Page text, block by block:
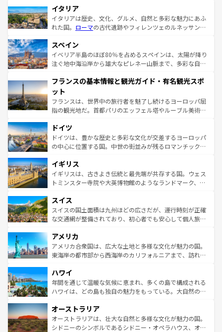
イタリア
イタリアは歴史、文化、グルメ、自然と多彩な魅力にあふ
れた国。 ローマの古代遺跡やフィレンツェのルネッサンス
ろん、トスカーナの美しい田園風景やアマルフィ海岸の絶
景など、自然景観も見逃せない。観光の合間には、本場の
ピザやパスタなど、絶品のイタリア料理を堪能することも
ませてくれるイタリアで、忘れられない旅をしてみよう！
なお、新着のイタリア情報は
しい。
スペイン
イベリア半島のほぼ80％を占めるスペインは、太陽が降り
注ぐ地中海沿岸から雄大なピレネー山脈まで、多彩な自然
文化が根付くこの国では、情熱的なフラメンコ、熱気あふ
れる闘牛、そして美味しいタパスが生活の一部となってい
る。首都マドリードの洗練された雰囲気や、バルセロナの
アートに溢れた街角から、地方では古代ローマ遺跡や中世
せる。地方によって風土や気候が異なるスペインはその個
性で訪れる人を魅了する。 なお、新着のスペイン情報は コ
ンテンツ一覧を参照してほしい。
フランスの基本情報と観光ガイド・有名観光スポ
ット
フランスは、世界中の旅行者を魅了し続けるヨーロッパ屈
指の観光地だ。首都パリのエッフェル塔やルーブル美術館
で、幅広い魅力が詰まっている。華麗な宮殿、歴史的な大
聖堂、美しいビーチ、そして豊かな自然が、訪れる者を心
から魅了する。また、フランスは美食の国としても知ら
いる。シャンパンの発祥地であるランス、プロヴァンスの
香り高いラベンダー畑など、多彩な楽しみ方が可能だ。さ
らに、パリ以外の地域にも魅力が溢れており、どの街角に
れる地方に足を運ぶとそれぞれで全く異なる文化を体験で
きるだろう。 なお、新着のフランス情報はコンテンツ一覧
を参照してほしい。
ドイツ
ドイツは、豊かな歴史と多彩な文化が交差するヨーロッパ
の中心に位置する国。中世の街並みが残るロマンチック街
顔を持つこの国は、どこを歩いても飽きることがない。ベ
ルリンの文化的活気、バイエルン州のアルプスの絶景、そ
してライン川沿いのワイン畑といった風景は必見。ビール
は、お酒好きな人にはぜひ体験してほしい。 なお、新着の
ドイツ情報はコンテンツ一覧を参照してほしい。
イギリス
イギリスは、古きよき伝統と最先端が共存する国。ウェス
トミンスター寺院や大英博物館のようなランドマーク、歴
リアごとに異なる魅力がある。また、優雅なアフタヌーン
ティー、ビール好きにはたまらない英国パブ、サッカー観
戦など、本場だからこそできる体験も豊富。イギリスを旅
ンツ一覧を参照してほしい。
スイス
スイスの国土面積は九州ほどの広さだが、運行時刻が正確
な交通網が整備されており、初心者でも安心して個人旅行
の建物がそのまま残る町や、スイスならではのユニークな
博物館もあり、アルプス観光だけでなく町歩きも満喫する
ことができる。国民の所得が高いため物価も高いが、旅行
ば市内交通費無料で観光を楽しむこともできる。 なお、新
着のスイス情報はコンテンツ一覧 を参照してほしい。
アメリカ
アメリカ合衆国は、広大な土地と多様な文化が魅力の国。
東海岸の都市部から西海岸のカリフォルニアまで、訪れる
のような巨大都市は、観光、ショッピング、エンターテイ
ンメントが詰まった刺激的なスポットだ。一方、アメリカ
西部には大自然が広がり、グランドキャニオンやイエロー
部のニューオーリンズでは、音楽と美食が融合した独特の
文化が魅力。旅行者はアメリカの各地域で異なる魅力を楽
しみながら、その多様性と豊かな歴史を感じることができ
ハワイ
年間を通じて温暖な気候に恵まれ、多くの島で構成される
ハワイは、どの島も独自の魅力をもっている。大自然の神
ワイ島は見逃せない。また、定番の観光地といえばオアフ
島だが、静かな自然を求めるならマウイ島やカウアイ島が
おすすめ。エメラルドグリーンに輝く海をはじめ、豊かな
オーストラリア
オーストラリアは、壮大な自然と多様な文化が魅力の国。
シドニーのシンボルであるシドニー・オペラハウス、オー